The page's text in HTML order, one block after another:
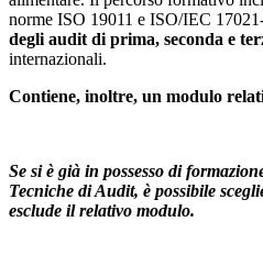
norme ISO 19011 e ISO/IEC
degli audit di prima, seconda e
internazionali.
Contiene, inoltre, un modulo
Se si è già in possesso di
Tecniche di Audit, è possibile
esclude il relativo modulo.